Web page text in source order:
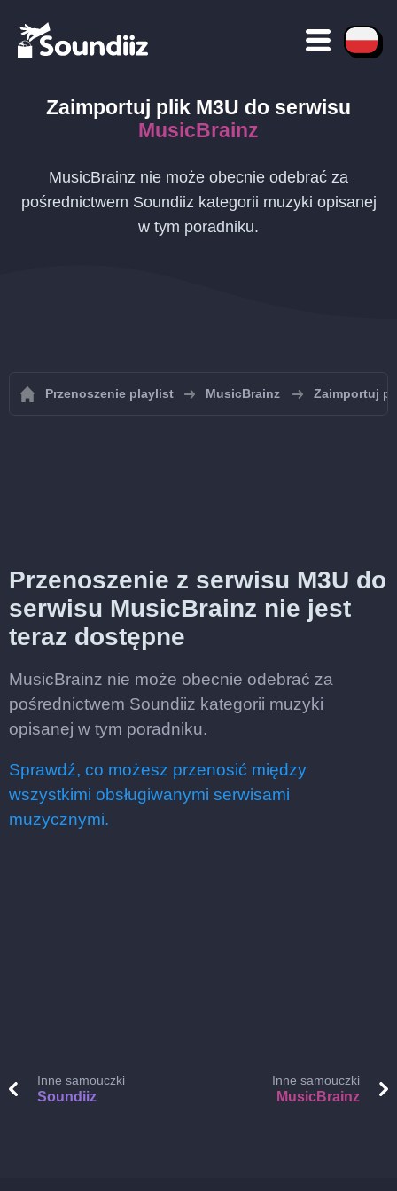
Zaimportuj plik M3U do serwisu
MusicBrainz
MusicBrainz nie może obecnie odebrać za
pośrednictwem Soundiiz kategorii muzyki opisanej
w tym poradniku.
Przenoszenie playlist MusicBrainz Zaimportuj
Przenoszenie z serwisu M3U do
serwisu MusicBrainz nie jest
teraz dostępne
MusicBrainz nie może obecnie odebrać za
pośrednictwem Soundiiz kategorii muzyki
opisanej w tym poradniku.
Sprawdź, co możesz przenosić między
wszystkimi obsługiwanymi serwisami
muzycznymi.
Inne samouczki
Soundiiz
Inne samouczki
MusicBrainz